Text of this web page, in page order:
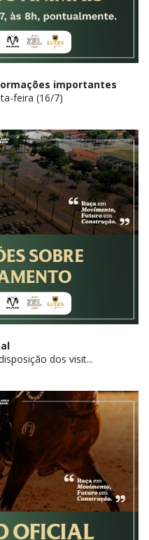
importantes
feira (16/7)
dos visit...